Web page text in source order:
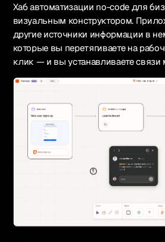
Хаб автоматизации no-code для
визуальным конструктором.
другие источники информации в
которые вы перетягиваете на
клик — и вы устанавливаете